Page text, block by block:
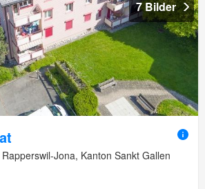
7 Bilder
Jona, Kanton Sankt Gallen